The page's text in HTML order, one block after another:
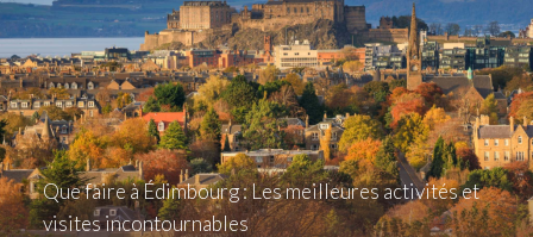
Que faire à Édimbourg : Les meilleures activités et
visites incontournables